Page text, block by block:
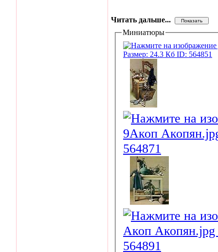
Читать дальше...
Миниатюры